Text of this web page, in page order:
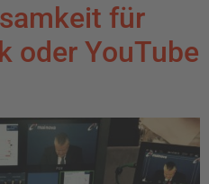
für
oder YouTube